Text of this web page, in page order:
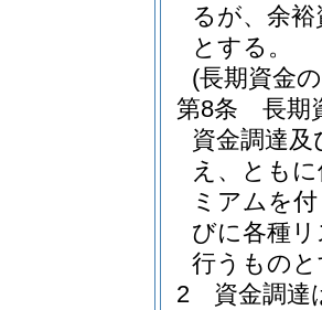
るが、余
とする。
(長期資金
第8条
長期
資金調達
え、とも
ミアムを
びに各種
行うもの
2
資金調達